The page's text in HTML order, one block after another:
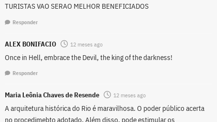
TURISTAS VAO SERAO MELHOR BENEFICIADOS
Responder
ALEX BONIFACIO 12 meses ago
Once in Hell, embrace the Devil, the king of the darkness!
Responder
Maria Leônia Chaves de Resende 12 meses ago
A arquitetura histórica do Rio é maravilhosa. O poder público acerta
no procedimebto adotado. Além disso, pode estimular os